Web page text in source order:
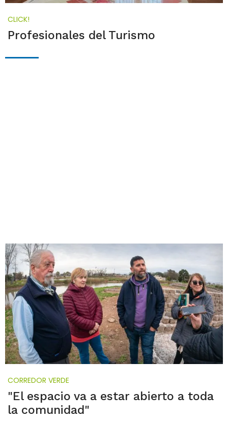
CLICK!
Profesionales del Turismo
CORREDOR VERDE
"El espacio va a estar abierto a toda
la comunidad"